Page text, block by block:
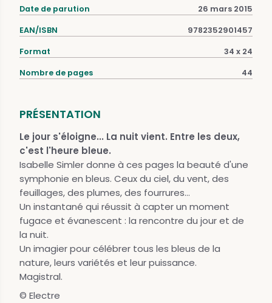
Date de parution 26 mars 2015
EAN/ISBN 9782352901457
Format 34 x 24
Nombre de pages 44
PRÉSENTATION
Le jour s'éloigne... La nuit vient. Entre les deux,
c'est l'heure bleue.
Isabelle Simler donne à ces pages la beauté d'une
symphonie en bleus. Ceux du ciel, du vent, des
feuillages, des plumes, des fourrures...
Un instantané qui réussit à capter un moment
fugace et évanescent : la rencontre du jour et de
la nuit.
Un imagier pour célébrer tous les bleus de la
nature, leurs variétés et leur puissance.
Magistral.
© Electre